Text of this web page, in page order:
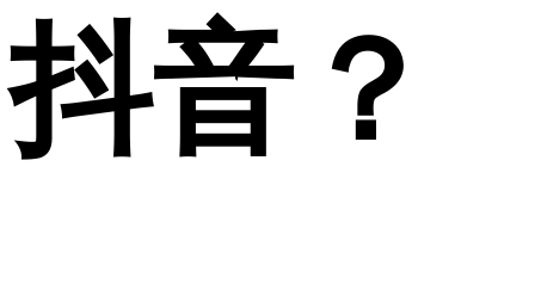
抖音？